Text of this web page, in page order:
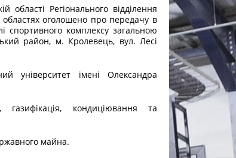
області Регіонального відділення
оголошено про передачу в
спортивного комплексу загальною
район, м. Кролевець, вул. Лесі
університет імені Олександра
газифікація, кондиціювання та
майна.